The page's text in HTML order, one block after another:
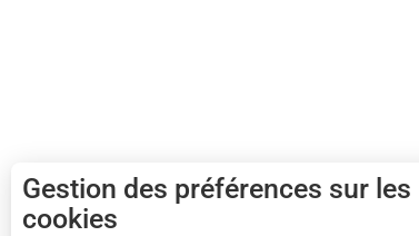
Gestion des préférences sur les
cookies